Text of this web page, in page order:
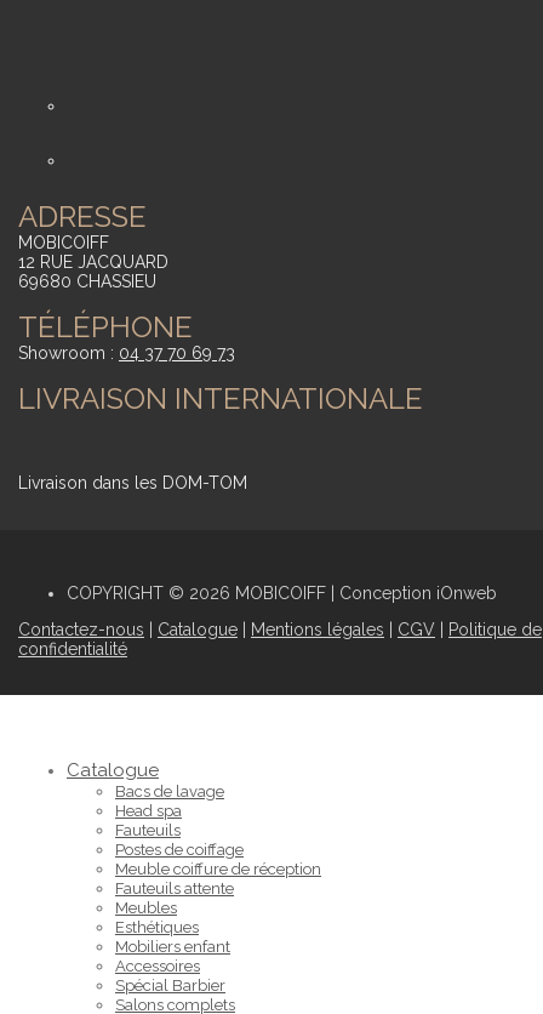
ADRESSE
MOBICOIFF
12 RUE JACQUARD
69680 CHASSIEU
TÉLÉPHONE
Showroom : 04 37 70 69 73
LIVRAISON INTERNATIONALE
Livraison dans les DOM-TOM
COPYRIGHT © 2026 MOBICOIFF | Conception iOnweb
Contactez-nous
Catalogue Mentions légales CGV
Politique de
confidentialité
Catalogue
Bacs de lavage
Head spa
Fauteuils
Postes de coiffage
Meuble coiffure de réception
Fauteuils attente
Meubles
Esthétiques
Mobiliers enfant
Accessoires
Spécial Barbier
Salons complets